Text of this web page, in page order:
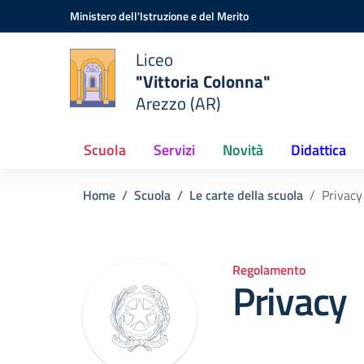
Vai ai contenuti
Vai al menu di navigazioneMinistero dell'Istruzione e del Merito
Liceo
"Vittoria Colonna"
Arezzo (AR)
Scuola Servizi Novità Didattica
Home Scuola Le carte della scuola Privacy
Regolamento
Privacy